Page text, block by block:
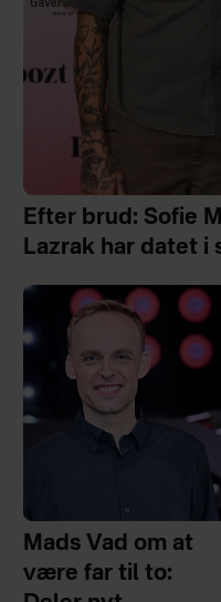
Efter brud: Sofie
Lazrak har datet i
Mads Vad om at
være far til to: